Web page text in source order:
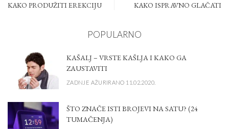
KAKO PRODUŽITI EREKCIJU KAKO ISPRAVNO GLAČATI
POPULARNO
KAŠALJ – VRSTE KAŠLJA I KAKO GA
ZAUSTAVITI
ZADNJE AŽURIRANO 11.02.2020.
ŠTO ZNAČE ISTI BROJEVI NA SATU? (24
TUMAČENJA)